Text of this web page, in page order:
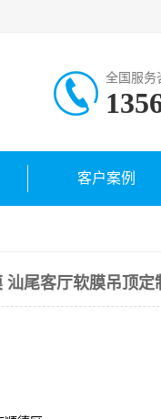
全国服务
客户案例
尾客厅软膜吊顶定